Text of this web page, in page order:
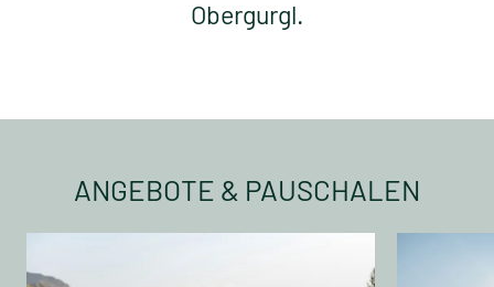
Obergurgl.
ANGEBOTE & PAUSCHALEN